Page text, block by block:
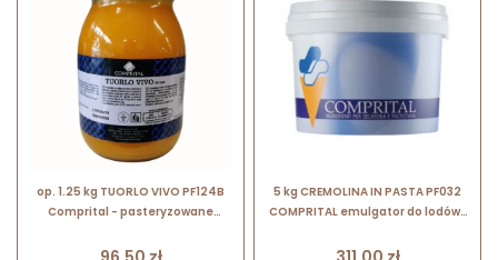
op. 1.25 kg TUORLO VIVO PF124B
Comprital - pasteryzowane
Cena
5 kg CREMOLINA IN PASTA PF032
COMPRITAL emulgator do lodów i
Cena